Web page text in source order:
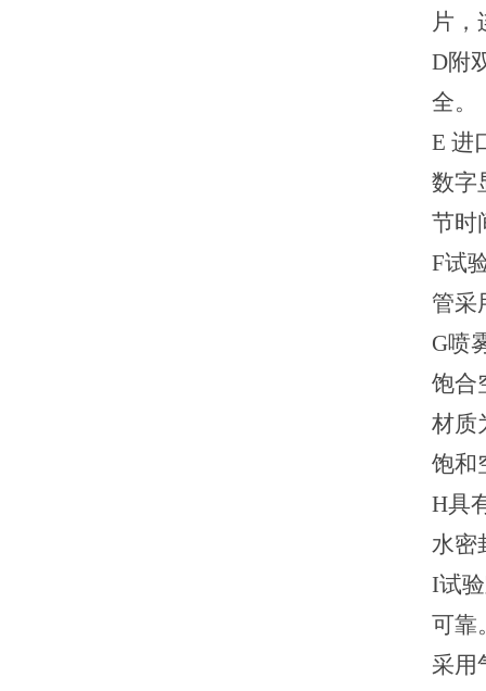
片，
D附
全。
E 进
数字
节时
F试
管采
G喷
饱合
材质
饱和
H具
水密
I试
可靠
采用